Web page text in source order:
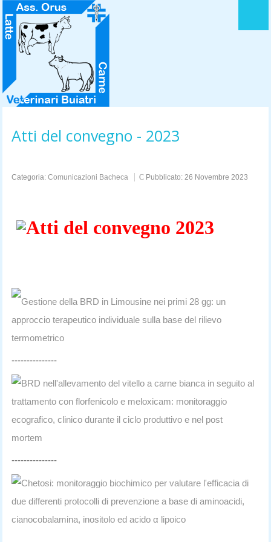
HOME
LOGO DELL' ASSOCIAZIONE
STATUTO
ACCORDO QUADRO
LA MISSION
Atti del convegno - 2023
Categoria: Comunicazioni Bacheca Pubblicato: 26 Novembre 2023
Atti del convegno 2023
Gestione della BRD in Limousine nei primi 28 gg: un
approccio terapeutico individuale sulla base del rilievo
termometrico
---------------
BRD nell'allevamento del vitello a carne bianca in seguito al
trattamento con florfenicolo e meloxicam: monitoraggio
ecografico, clinico durante il ciclo produttivo e nel post
mortem
---------------
Chetosi: monitoraggio biochimico per valutare l'efficacia di
due differenti protocolli di prevenzione a base di aminoacidi,
cianocobalamina, inositolo ed acido α lipoico